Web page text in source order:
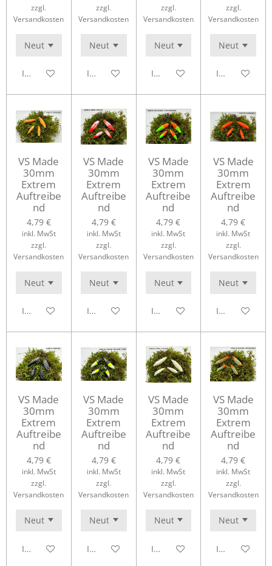
zzgl.
Versandkosten
In den Warenkorb
zzgl.
Versandkosten
In den Warenkorb
zzgl.
Versandkosten
In den Warenkorb
zzgl.
Versandkosten
In den
VS Made
30mm
Extrem
Auftreibe
nd
4,79 €
inkl. MwSt
zzgl.
Versandkosten
In den Warenkorb
VS Made
30mm
Extrem
Auftreibe
nd
4,79 €
inkl. MwSt
zzgl.
Versandkosten
In den Warenkorb
VS Made
30mm
Extrem
Auftreibe
nd
4,79 €
inkl. MwSt
zzgl.
Versandkosten
In den Warenkorb
VS Made
30mm
Extrem
Auftreibe
nd
4,79 €
inkl. MwSt
zzgl.
Versandkosten
In den
VS Made
30mm
Extrem
Auftreibe
nd
4,79 €
inkl. MwSt
zzgl.
Versandkosten
In den Warenkorb
VS Made
30mm
Extrem
Auftreibe
nd
4,79 €
inkl. MwSt
zzgl.
Versandkosten
In den Warenkorb
VS Made
30mm
Extrem
Auftreibe
nd
4,79 €
inkl. MwSt
zzgl.
Versandkosten
In den Warenkorb
VS Made
30mm
Extrem
Auftreibe
nd
4,79 €
inkl. MwSt
zzgl.
Versandkosten
In den